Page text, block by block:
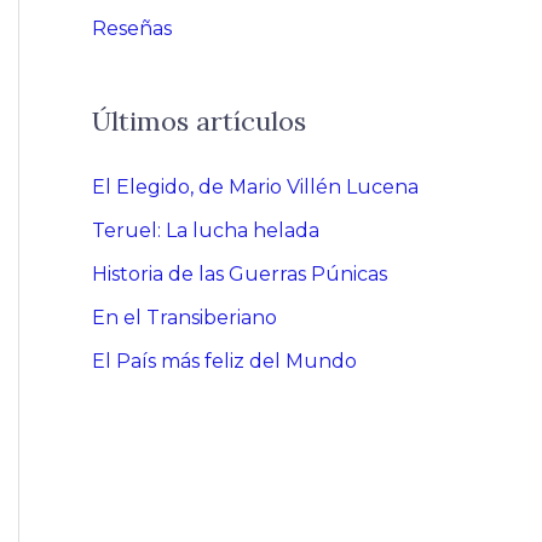
Reseñas
Últimos artículos
El Elegido, de Mario Villén Lucena
Teruel: La lucha helada
Historia de las Guerras Púnicas
En el Transiberiano
El País más feliz del Mundo